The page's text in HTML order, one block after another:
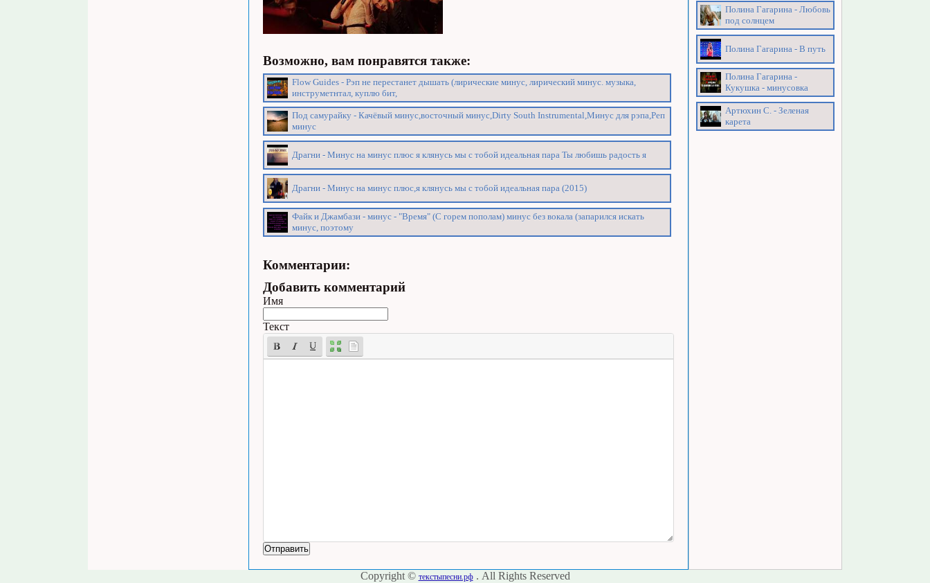
Возможно, вам понравятся также:
Flow Guides - Рэп не перестанет дышать (лирические минус, лирический минус. музыка,
инструметнтал, куплю бит,
Под самурайку - Качёвый минус,восточный минус,Dirty South Instrumental,Минус для рэпа,Реп
минус
Драгни - Минус на минус плюс я клянусь мы с тобой идеальная пара Ты любишь радость я
Драгни - Минус на минус плюс,я клянусь мы с тобой идеальная пара (2015)
Файк и Джамбази - минус - "Время" (С горем пополам) минус без вокала (запарился искать
минус, поэтому
Комментарии:
Добавить комментарий
Имя
Текст
Полина Гагарина - Любовь
под солнцем
Полина Гагарина - В путь
Полина Гагарина -
Кукушка - минусовка
Артюхин С. - Зеленая
карета
Copyright © текстыпесни.рф. All Rights Reserved